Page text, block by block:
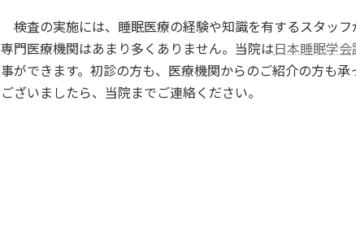
検査の実施には、睡眠医療の経験や知識を有するスタッ
専門医療機関はあまり多くありません。当院は日本睡眠学
事ができます。初診の方も、医療機関からのご紹介の方も
ございましたら、当院までご連絡ください。